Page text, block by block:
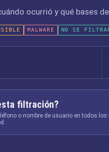
ocurrió y qué bases
MALWARE NO SE
filtración?
o nombre de usuario en todos